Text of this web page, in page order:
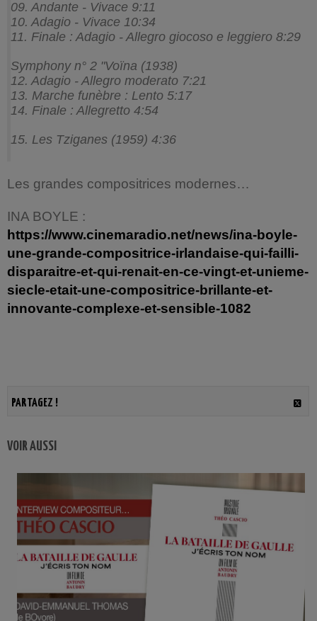
09. Andante - Vivace 9:11
10. Adagio - Vivace 10:34
11. Finale : Adagio - Allegro giocoso e leggiero 8:29
Symphony n° 2 "Voïna (1938)
12. Adagio - Allegro moderato 7:21
13. Marche funèbre : Lento 5:17
14. Finale : Allegretto 4:54
15. Les Tziganes (1959) 4:36
Les grandes compositrices modernes…
INA BOYLE :
https://www.cinemaradio.net/news/ina-boyle-
une-grande-compositrice-irlandaise-qui-failli-
disparaitre-et-qui-renait-en-ce-vingt-et-unieme-
siecle-etait-une-compositrice-brillante-et-
innovante-complexe-et-sensible-1082
PARTAGEZ !
VOIR AUSSI